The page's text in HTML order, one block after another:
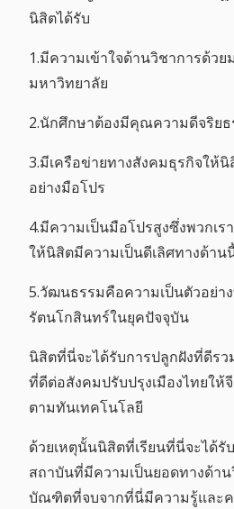
นิสิตได้รับ
1.มีความเข้าใจด้านวิชาการด้ว
มหาวิทยาลัย
2.นักศึกษาต้องมีคุณความดีจริย
3.มีเครือข่ายทางสังคมธุรกิจให้นิ
อย่างมือโปร
4.มีความเป็นมือโปรสูงซึ่งพวกเ
ให้นิสิตมีความเป็นดีเลิศทางด้าน
5.วัฒนธรรมคือความเป็นตัวอย่า
รัตนโกสินทร์ในยุคปัจจุบัน
นิสิตที่นี่จะได้รับการปลูกฝังที่ดีร
ที่ดีต่อสังคมปรับปรุงเมืองไทยให้
ตามทันเทคโนโลยี
ด้วยเหตุนั้นนิสิตที่เรียนที่นี่จะได้
สถาบันที่มีความเป็นยอดทางด้า
บัณฑิตที่จบจากที่นี่มีความรู้และค